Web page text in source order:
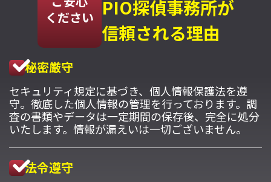
ください PIO探偵事務所が
信頼される理由
秘密厳守
セキュリティ規定に基づき、個人情報保護法を遵
守。徹底した個人情報の管理を行っております。調
査の書類やデータは一定期間の保存後、完全に処分
いたします。情報が漏えいは一切ございません。
法令遵守